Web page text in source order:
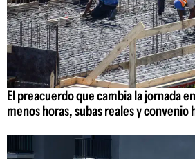
El preacuerdo que cambia la jornada
menos horas, subas reales y convenio